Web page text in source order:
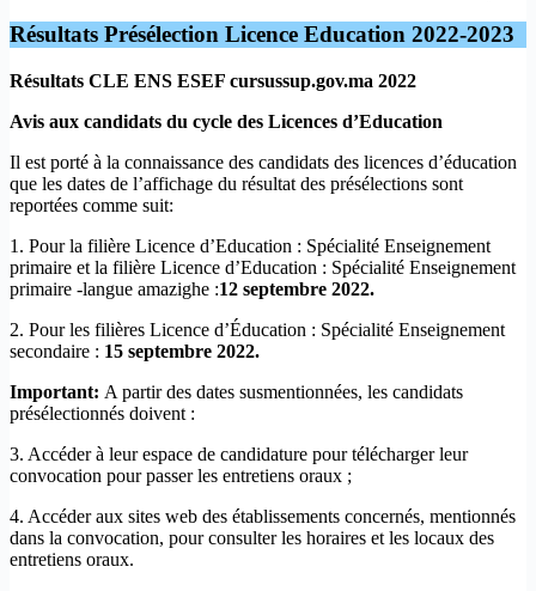
Résultats Présélection Licence Education 2022-2023
Résultats CLE ENS ESEF cursussup.gov.ma 2022
Avis aux candidats du cycle des Licences d’Education
Il est porté à la connaissance des candidats des licences d’éducation
que les dates de l’affichage du résultat des présélections sont
reportées comme suit:
1. Pour la filière Licence d’Education : Spécialité Enseignement
primaire et la filière Licence d’Education : Spécialité Enseignement
primaire -langue amazighe :12 septembre 2022.
2. Pour les filières Licence d’Éducation : Spécialité Enseignement
secondaire : 15 septembre 2022.
Important: A partir des dates susmentionnées, les candidats
présélectionnés doivent :
3. Accéder à leur espace de candidature pour télécharger leur
convocation pour passer les entretiens oraux ;
4. Accéder aux sites web des établissements concernés, mentionnés
dans la convocation, pour consulter les horaires et les locaux des
entretiens oraux.